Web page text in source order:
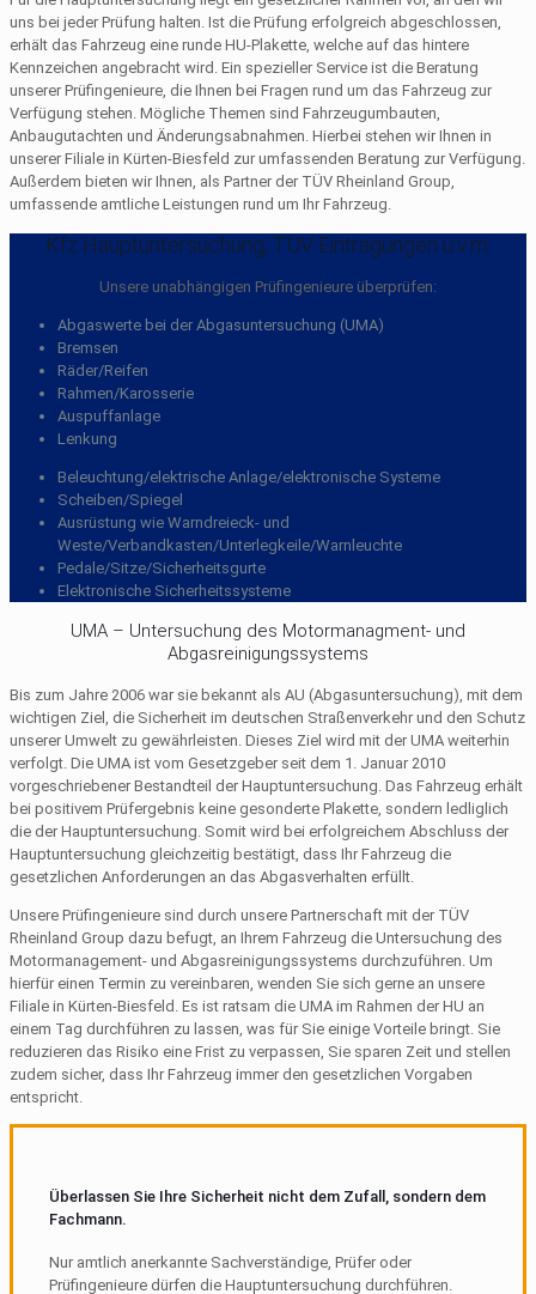
uns bei jeder Prüfung halten. Ist die Prüfung erfolgreich abgeschlossen,
erhält das Fahrzeug eine runde HU-Plakette, welche auf das hintere
Kennzeichen angebracht wird. Ein spezieller Service ist die Beratung
unserer Prüfingenieure, die Ihnen bei Fragen rund um das Fahrzeug zur
Verfügung stehen. Mögliche Themen sind Fahrzeugumbauten,
Anbaugutachten und Änderungsabnahmen. Hierbei stehen wir Ihnen in
unserer Filiale in Kürten-Biesfeld zur umfassenden Beratung zur Verfügung.
Außerdem bieten wir Ihnen, als Partner der TÜV Rheinland Group,
umfassende amtliche Leistungen rund um Ihr Fahrzeug.
Kfz Hauptuntersuchung, TÜV Eintragungen u.v.m.
Unsere unabhängigen Prüfingenieure überprüfen:
Abgaswerte bei der Abgasuntersuchung (UMA)
Bremsen
Räder/Reifen
Rahmen/Karosserie
Auspuffanlage
Lenkung
Beleuchtung/elektrische Anlage/elektronische Systeme
Scheiben/Spiegel
Ausrüstung wie Warndreieck- und
Weste/Verbandkasten/Unterlegkeile/Warnleuchte
Pedale/Sitze/Sicherheitsgurte
Elektronische Sicherheitssysteme
UMA – Untersuchung des Motormanagment- und
Abgasreinigungssystems
Bis zum Jahre 2006 war sie bekannt als AU (Abgasuntersuchung), mit dem
wichtigen Ziel, die Sicherheit im deutschen Straßenverkehr und den Schutz
unserer Umwelt zu gewährleisten. Dieses Ziel wird mit der UMA weiterhin
verfolgt. Die UMA ist vom Gesetzgeber seit dem 1. Januar 2010
vorgeschriebener Bestandteil der Hauptuntersuchung. Das Fahrzeug erhält
bei positivem Prüfergebnis keine gesonderte Plakette, sondern ledliglich
die der Hauptuntersuchung. Somit wird bei erfolgreichem Abschluss der
Hauptuntersuchung gleichzeitig bestätigt, dass Ihr Fahrzeug die
gesetzlichen Anforderungen an das Abgasverhalten erfüllt.
Unsere Prüfingenieure sind durch unsere Partnerschaft mit der TÜV
Rheinland Group dazu befugt, an Ihrem Fahrzeug die Untersuchung des
Motormanagement- und Abgasreinigungssystems durchzuführen. Um
hierfür einen Termin zu vereinbaren, wenden Sie sich gerne an unsere
Filiale in Kürten-Biesfeld. Es ist ratsam die UMA im Rahmen der HU an
einem Tag durchführen zu lassen, was für Sie einige Vorteile bringt. Sie
reduzieren das Risiko eine Frist zu verpassen, Sie sparen Zeit und stellen
zudem sicher, dass Ihr Fahrzeug immer den gesetzlichen Vorgaben
entspricht.
Überlassen Sie Ihre Sicherheit nicht dem Zufall, sondern dem
Fachmann.
Nur amtlich anerkannte Sachverständige, Prüfer oder
Prüfingenieure dürfen die Hauptuntersuchung durchführen.